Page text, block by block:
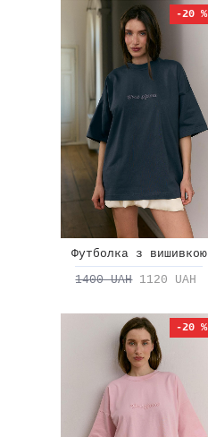
-20 %
Футболка з вишивкою
1400 UAH 1120 UAH
-20 %